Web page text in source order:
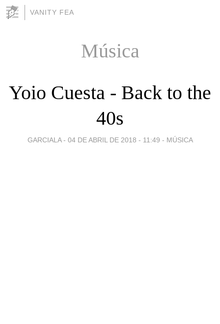
VANITY FEA
Música
Yoio Cuesta - Back to the
40s
GARCIALA - 04 DE ABRIL DE 2018 - 11:49 - MÚSICA